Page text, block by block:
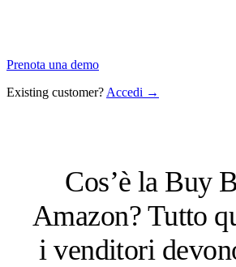
Prenota una demo
Existing customer? Accedi →
Cos’è la Buy
Amazon? Tutto
i venditori